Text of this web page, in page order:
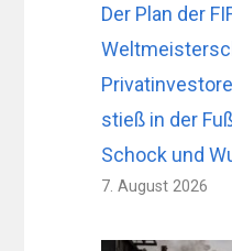
Der Plan der
stieß in der
Schock und
7. August 2026